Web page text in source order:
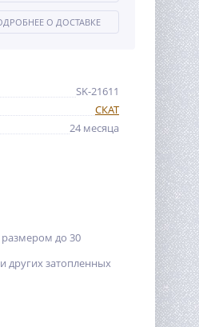
О ДОСТАВКЕ
SK-21611
СКАТ
24 месяца
размером до 30
других затопленных